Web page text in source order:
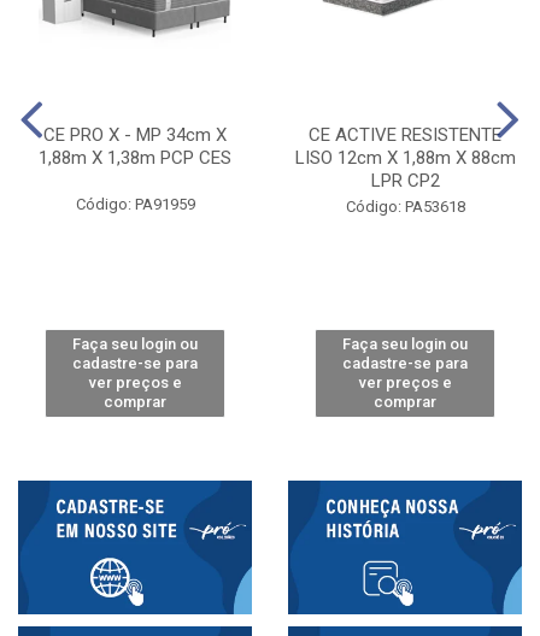
CE PRO X - MP 34cm X
1,88m X 1,38m PCP CES
Código: PA91959
Faça seu login ou
cadastre-se para
ver preços e
comprar
CE ACTIVE RESISTENTE
LISO 12cm X 1,88m X 88cm
LPR CP2
Código: PA53618
Faça seu login ou
cadastre-se para
ver preços e
comprar